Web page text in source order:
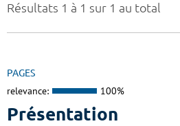
Résultats 1 à 1 sur 1 au total
PAGES
relevance: 100%
Présentation